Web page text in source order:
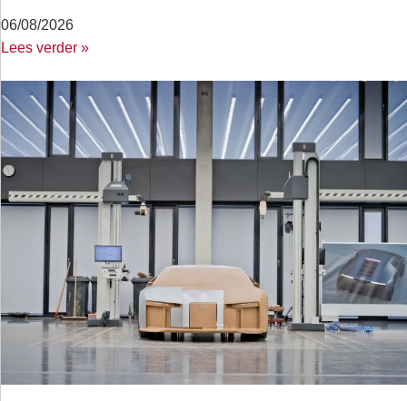
06/08/2026
Lees verder »